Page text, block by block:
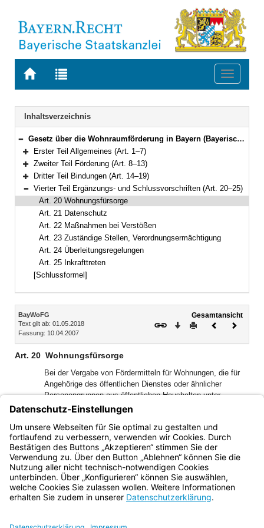
Zur
BAYERN.RECHT
Zur
letzten
Suche
Toggle
Navigation
Inhaltsverzeichnis
Bereich reduzieren
Gesetz über die Wohnraumförderung in Bayern (Bayerisches Wohnraumförderungsgesetz – BayWoFG) Vom 10. April 2007 (GVBl. S. 260) BayRS 2330-2-B (Art. 1–25)
Bereich erweitern
Erster Teil Allgemeines (Art. 1–7)
Bereich erweitern
Zweiter Teil Förderung (Art. 8–13)
Bereich erweitern
Dritter Teil Bindungen (Art. 14–19)
Bereich reduzieren
Vierter Teil Ergänzungs- und Schlussvorschriften (Art. 20–25)
Art. 20 Wohnungsfürsorge
Art. 21 Datenschutz
Art. 22 Maßnahmen bei Verstößen
Art. 23 Zuständige Stellen, Verordnungsermächtigung
Art. 24 Überleitungsregelungen
Art. 25 Inkrafttreten
[Schlussformel]
Inhalt
BayWoFG
Text gilt ab: 01.05.2018
Fassung: 10.04.2007
Gesamtansicht
Download
DruckenVorheriges
Art. 20 Wohnungsfürsorge
Bei der Vergabe von Fördermitteln für Wohnungen, die für
Angehörige des öffentlichen Dienstes oder ähnlicher
Personengruppen aus öffentlichen Haushalten unter
Vereinbarung eines Wohnungsbesetzungsrechts unmittelbar
oder mittelbar zur Verfügung gestellt werden
(Wohnungsfürsorgemittel), findet Art. 15 Abs. 1 und 2
entsprechend Anwendung.
Bayern.de
BayernPortal